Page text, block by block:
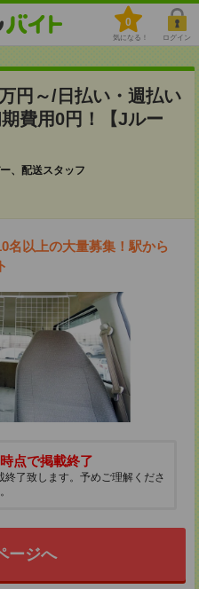
0
気になる！ ログイン
円～/日払い・週払い
費用0円！【Jルー
、配送スタッフ
名以上の大量募集！駅から
点で掲載終了
了致します。予めご理解くださ
ージへ